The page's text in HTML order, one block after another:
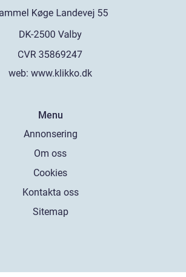
web: www.klikko.dk
Menu
Annonsering
Om oss
Cookies
Kontakta oss
Sitemap